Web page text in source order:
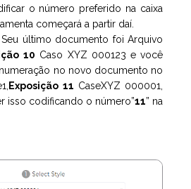
o número preferido na caixa
começará a partir daí.
Seu último documento foi Arquivo
10 Caso XYZ 000123 e você
no novo documento no
Exposição 11 CaseXYZ 000001,
isso codificando o número”11” na